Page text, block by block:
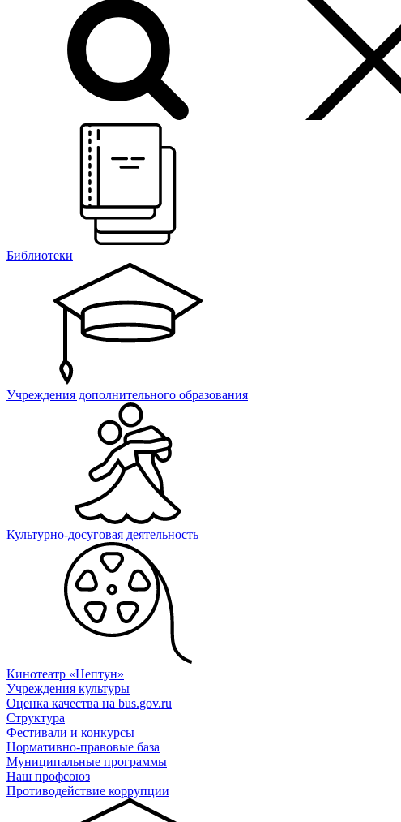
Библиотеки
Учреждения дополнительного образования
Культурно-досуговая деятельность
Кинотеатр «Нептун»
Учреждения культуры
Оценка качества на bus.gov.ru
Структура
Фестивали и конкурсы
Нормативно-правовые база
Муниципальные программы
Наш профсоюз
Противодействие коррупции